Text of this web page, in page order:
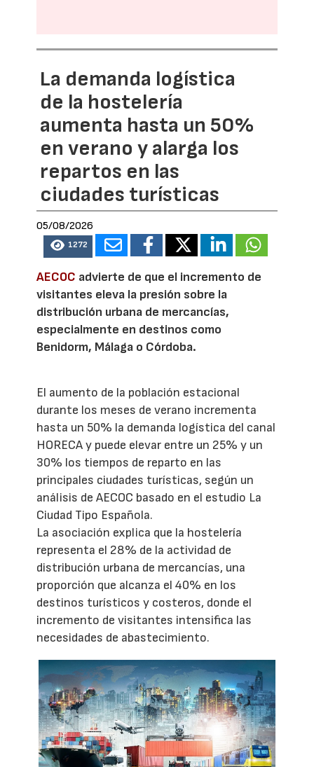
La demanda logística
de la hostelería
aumenta hasta un 50%
en verano y alarga los
repartos en las
ciudades turísticas
05/08/2026
1272
AECOC advierte de que el incremento de
visitantes eleva la presión sobre la
distribución urbana de mercancías,
especialmente en destinos como
Benidorm, Málaga o Córdoba.
El aumento de la población estacional
durante los meses de verano incrementa
hasta un 50% la demanda logística del canal
HORECA y puede elevar entre un 25% y un
30% los tiempos de reparto en las
principales ciudades turísticas, según un
análisis de AECOC basado en el estudio La
Ciudad Tipo Española.
La asociación explica que la hostelería
representa el 28% de la actividad de
distribución urbana de mercancías, una
proporción que alcanza el 40% en los
destinos turísticos y costeros, donde el
incremento de visitantes intensifica las
necesidades de abastecimiento.